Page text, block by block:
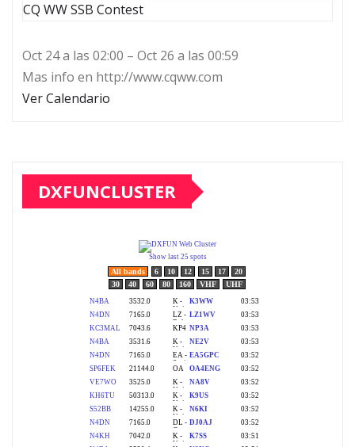
CQ WW SSB Contest
Oct 24 a las 02:00 – Oct 26 a las 00:59
Mas info en http://www.cqww.com
Ver Calendario
DXFUNCLUSTER